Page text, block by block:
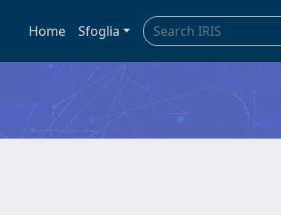
Home Sfoglia